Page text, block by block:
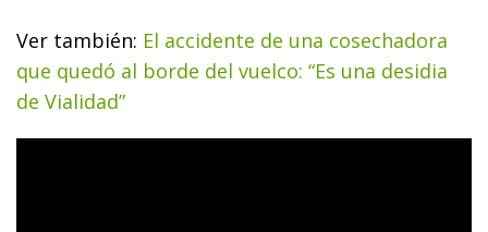
Ver también: El accidente de una cosechadora
que quedó al borde del vuelco: “Es una desidia
de Vialidad”